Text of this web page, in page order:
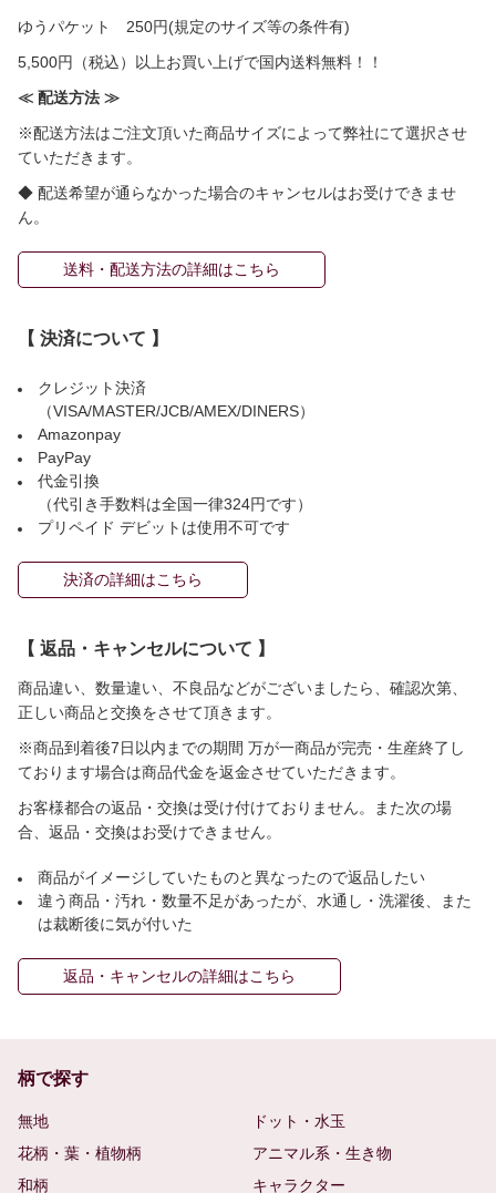
ゆうパケット 250円(規定のサイズ等の条件有)
5,500円（税込）以上お買い上げで国内送料無料！！
≪ 配送方法 ≫
※配送方法はご注文頂いた商品サイズによって弊社にて選択させ
ていただきます。
◆ 配送希望が通らなかった場合のキャンセルはお受けできませ
ん。
送料・配送方法の詳細はこちら
【 決済について 】
クレジット決済
（VISA/MASTER/JCB/AMEX/DINERS）
Amazonpay
PayPay
代金引換
（代引き手数料は全国一律324円です）
プリペイド デビットは使用不可です
決済の詳細はこちら
【 返品・キャンセルについて 】
商品違い、数量違い、不良品などがございましたら、確認次第、
正しい商品と交換をさせて頂きます。
※商品到着後7日以内までの期間 万が一商品が完売・生産終了し
ております場合は商品代金を返金させていただきます。
お客様都合の返品・交換は受け付けておりません。また次の場
合、返品・交換はお受けできません。
商品がイメージしていたものと異なったので返品したい
違う商品・汚れ・数量不足があったが、水通し・洗濯後、また
は裁断後に気が付いた
返品・キャンセルの詳細はこちら
柄で探す
無地
ドット・水玉
花柄・葉・植物柄
アニマル系・生き物
和柄
キャラクター